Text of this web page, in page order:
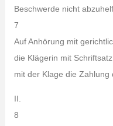
Beschwerde nicht
7
Auf Anhörung mit
die Klägerin mit
mit der Klage die Zahlung
II.
8